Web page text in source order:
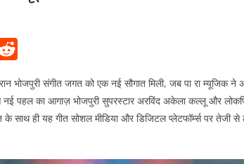
e
d
di
भोजपुरी संगीत जगत को एक नई सौगात मिली, जब पा रा म्यूजिक ने
नई पहल का आगाज़ भोजपुरी सुपरस्टार अरविंद अकेला कल्लू और
के साथ ही यह गीत सोशल मीडिया और डिजिटल प्लेटफॉर्म्स पर तेजी से